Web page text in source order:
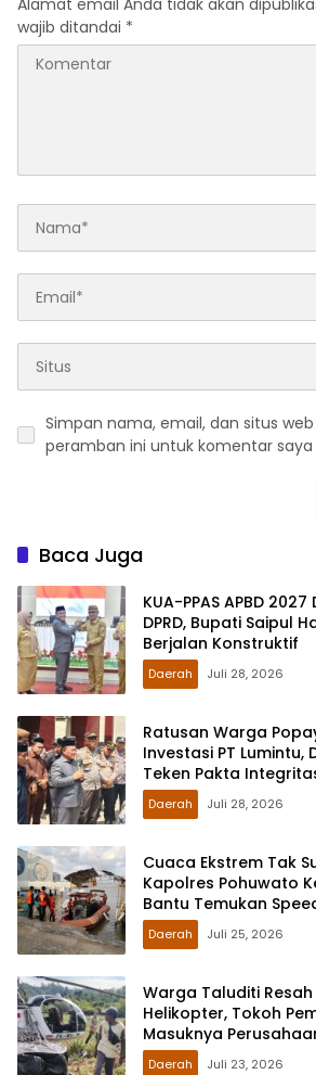
Alamat email Anda tidak akan
wajib ditandai *
Simpan nama, email, dan situs
peramban ini untuk komentar saya
Baca Juga
KUA-PPAS APBD
DPRD, Bupati Saipul
Berjalan Konstruktif
Daerah Juli 28, 2026
Ratusan Warga
Investasi PT Lumintu,
Teken Pakta
Daerah Juli 28, 2026
Cuaca Ekstrem Tak
Kapolres Pohuwato
Bantu Temukan
Daerah Juli 25, 2026
Warga Taluditi
Helikopter, Tokoh
Masuknya
Daerah Juli 23, 2026